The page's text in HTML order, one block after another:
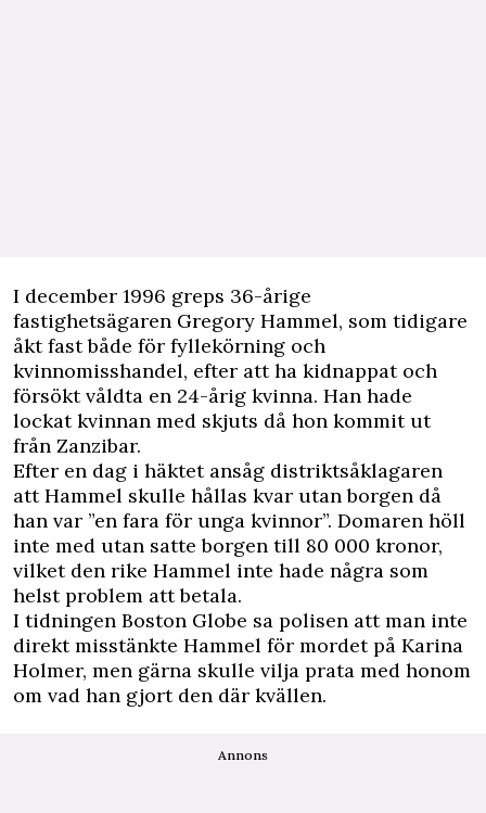
I december 1996 greps 36-årige
fastighetsägaren Gregory Hammel, som tidigare
åkt fast både för fyllekörning och
kvinnomisshandel, efter att ha kidnappat och
försökt våldta en 24-årig kvinna. Han hade
lockat kvinnan med skjuts då hon kommit ut
från Zanzibar.
Efter en dag i häktet ansåg distriktsåklagaren
att Hammel skulle hållas kvar utan borgen då
han var ”en fara för unga kvinnor”. Domaren höll
inte med utan satte borgen till 80 000 kronor,
vilket den rike Hammel inte hade några som
helst problem att betala.
I tidningen Boston Globe sa polisen att man inte
direkt misstänkte Hammel för mordet på Karina
Holmer, men gärna skulle vilja prata med honom
om vad han gjort den där kvällen.
Annons